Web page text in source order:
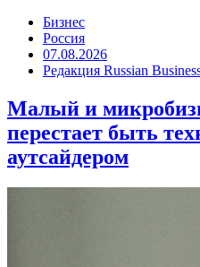
Бизнес
Россия
07.08.2026
Редакция Russian
Малый и
перестает быть
аутсайдером